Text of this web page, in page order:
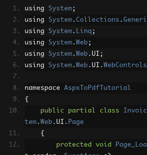
ice"
false
rial
TextFooter
RightText
{page} of {total-pages}"
using System;
using System . Collections .
using System . Linq ;
using System . Web ;
using System . Web . UI ;
using System . Web . UI . WebControls
namespace AspxToPdfTutorial
{
public
partial class
tem . Web . UI . Page
{
protected
void